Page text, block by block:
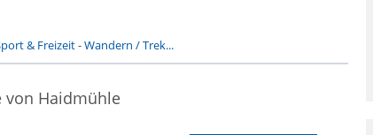
& Freizeit-Wandern / Trek...
von Haidmühle